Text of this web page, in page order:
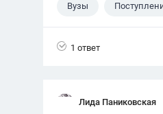
Вузы
1 ответ
Лида Паниковская